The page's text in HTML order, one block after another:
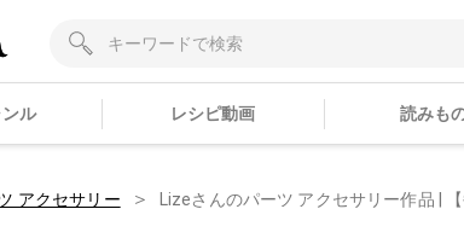
ル レシピ動画 読みも
アクセサリー ＞ Lizeさんのパーツ アクセサリー作品 |